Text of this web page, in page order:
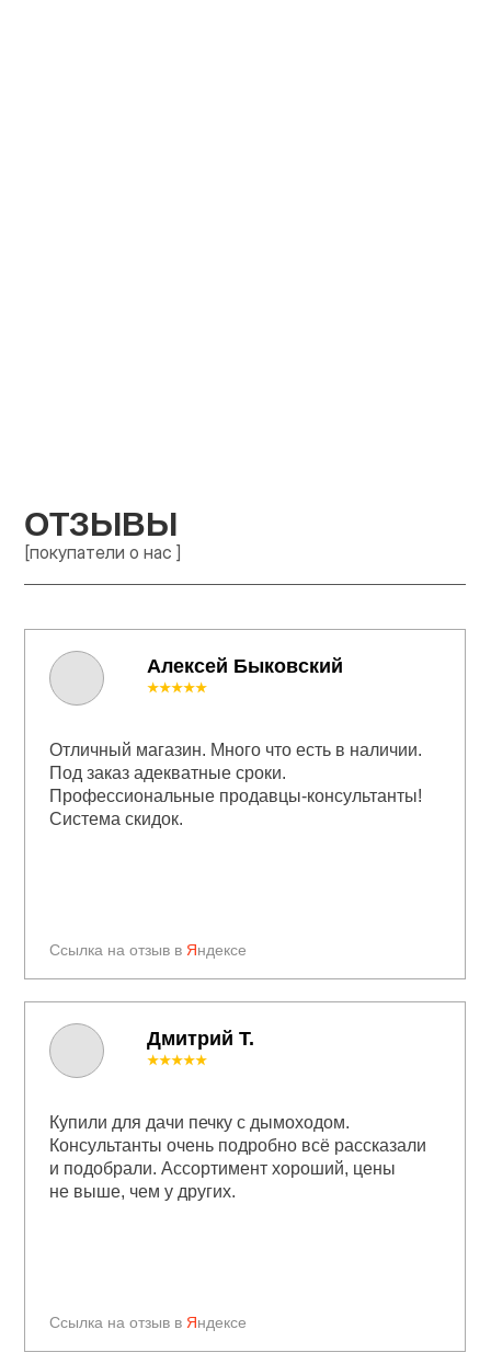
ОТЗЫВЫ
[покупатели о нас ]
Алексей Быковский
Ссылка на отзыв в Яндексе
★★★★★
Отличный магазин. Много что есть в наличии.
Под заказ адекватные сроки.
Профессиональные продавцы-консультанты!
Система скидок.
Ссылка на отзыв в Яндексе
★★★★★
Купили для дачи печку с дымоходом.
Консультанты очень подробно всё рассказали
и подобрали. Ассортимент хороший, цены
не выше, чем у других.
Дмитрий Т.